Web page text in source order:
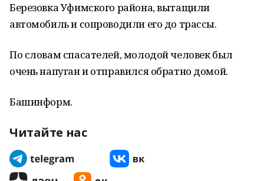
Березовка Уфимского района, вытащили
автомобиль и сопроводили его до трассы.
По словам спасателей, молодой человек был
очень напуган и отправился обратно домой.
Башинформ.
Читайте нас